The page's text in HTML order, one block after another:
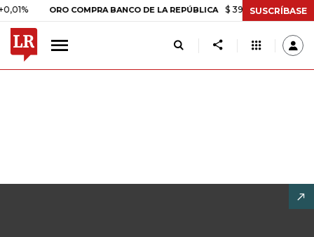
ORO COMPRA BANCO DE LA REPÚBLICA $ 399.745,16 +$ 2.295,71
SUSCRÍBASE